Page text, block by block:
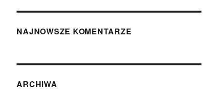
NAJNOWSZE KOMENTARZE
ARCHIWA